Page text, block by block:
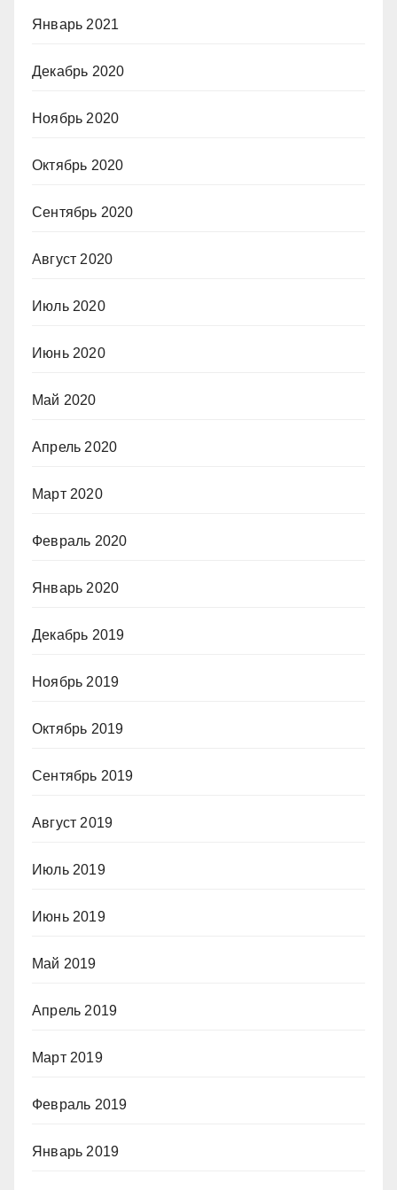
Январь 2021
Декабрь 2020
Ноябрь 2020
Октябрь 2020
Сентябрь 2020
Август 2020
Июль 2020
Июнь 2020
Май 2020
Апрель 2020
Март 2020
Февраль 2020
Январь 2020
Декабрь 2019
Ноябрь 2019
Октябрь 2019
Сентябрь 2019
Август 2019
Июль 2019
Июнь 2019
Май 2019
Апрель 2019
Март 2019
Февраль 2019
Январь 2019